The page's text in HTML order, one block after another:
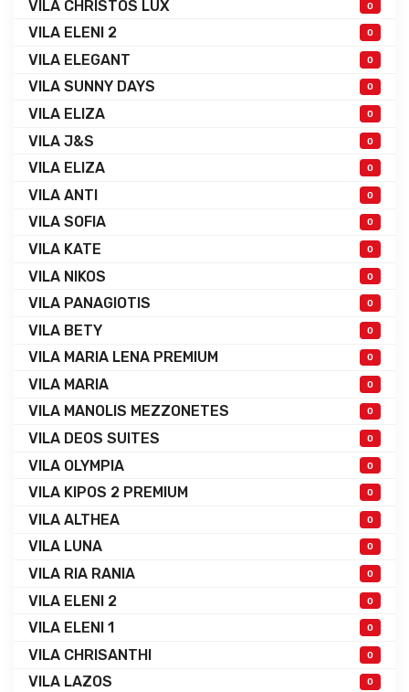
VILA CHRISTOS LUX 0
VILA ELENI 2 0
VILA ELEGANT 0
VILA SUNNY DAYS 0
VILA ELIZA 0
VILA J&S 0
VILA ELIZA 0
VILA ANTI 0
VILA SOFIA 0
VILA KATE 0
VILA NIKOS 0
VILA PANAGIOTIS 0
VILA BETY 0
VILA MARIA LENA PREMIUM 0
VILA MARIA 0
VILA MANOLIS MEZZONETES 0
VILA DEOS SUITES 0
VILA OLYMPIA 0
VILA KIPOS 2 PREMIUM 0
VILA ALTHEA 0
VILA LUNA 0
VILA RIA RANIA 0
VILA ELENI 2 0
VILA ELENI 1 0
VILA CHRISANTHI 0
VILA LAZOS 0